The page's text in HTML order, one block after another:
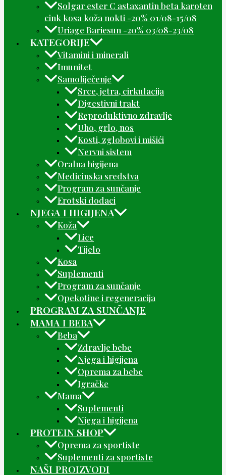
Solgar ester C astaxantin beta karoten
cink kosa koža nokti -20% 01/08-15/08
Uriage Bariesun -20% 03/08-23/08
KATEGORIJE
Vitamini i minerali
Imunitet
Samoliječenje
Srce, jetra, cirkulacija
Digestivni trakt
Reproduktivno zdravlje
Uho, grlo, nos
Kosti, zglobovi i mišići
Nervni sistem
Oralna higijena
Medicinska sredstva
Program za sunčanje
Erotski dodaci
NJEGA I HIGIJENA
Koža
Lice
Tijelo
Kosa
Suplementi
Program za sunčanje
Opekotine i regeneracija
PROGRAM ZA SUNČANJE
MAMA I BEBA
Beba
Zdravlje bebe
Njega i higijena
Oprema za bebe
Igračke
Mama
Suplementi
Njega i higijena
PROTEIN SHOP
Oprema za sportiste
Suplementi za sportiste
NAŠI PROIZVODI